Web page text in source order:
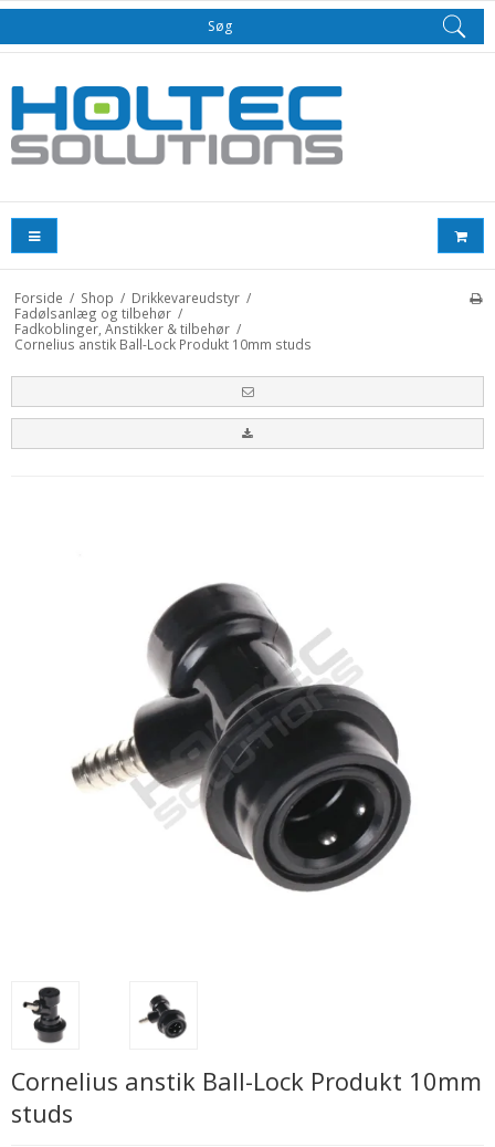
Søg
Forside / Shop / Drikkevareudstyr /
Fadølsanlæg og tilbehør /
Fadkoblinger, Anstikker & tilbehør /
Cornelius anstik Ball-Lock Produkt 10mm studs
Cornelius anstik Ball-Lock Produkt 10mm
studs